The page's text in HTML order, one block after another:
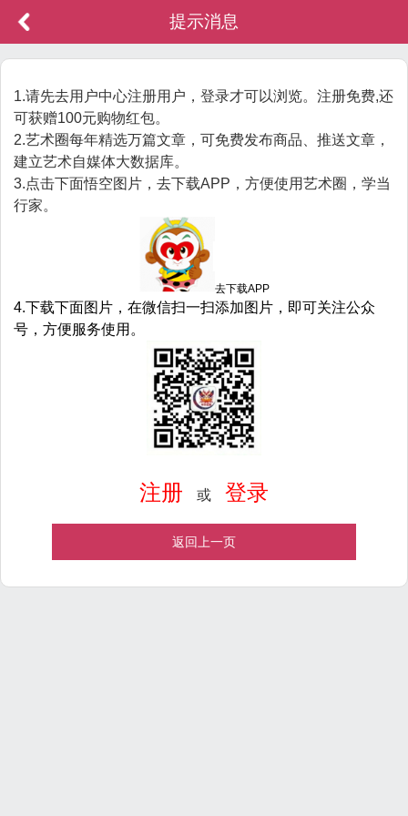
提示消息
1.请先去用户中心注册用户，登录才可以浏览。注册免费,还
可获赠100元购物红包。
2.艺术圈每年精选万篇文章，可免费发布商品、推送文章，
建立艺术自媒体大数据库。
3.点击下面悟空图片，去下载APP，方便使用艺术圈，学当
行家。
去下载APP
4.下载下面图片，在微信扫一扫添加图片，即可关注公众
号，方便服务使用。
注册 或 登录
返回上一页